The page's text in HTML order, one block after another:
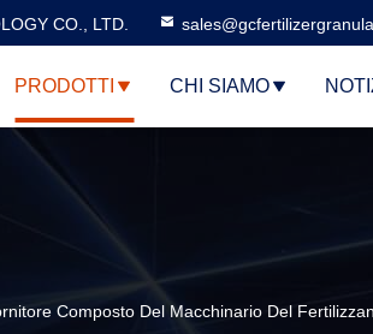
CO., LTD.
PRODOTTI CHI SIAMO
Composto Del Macchinario Del